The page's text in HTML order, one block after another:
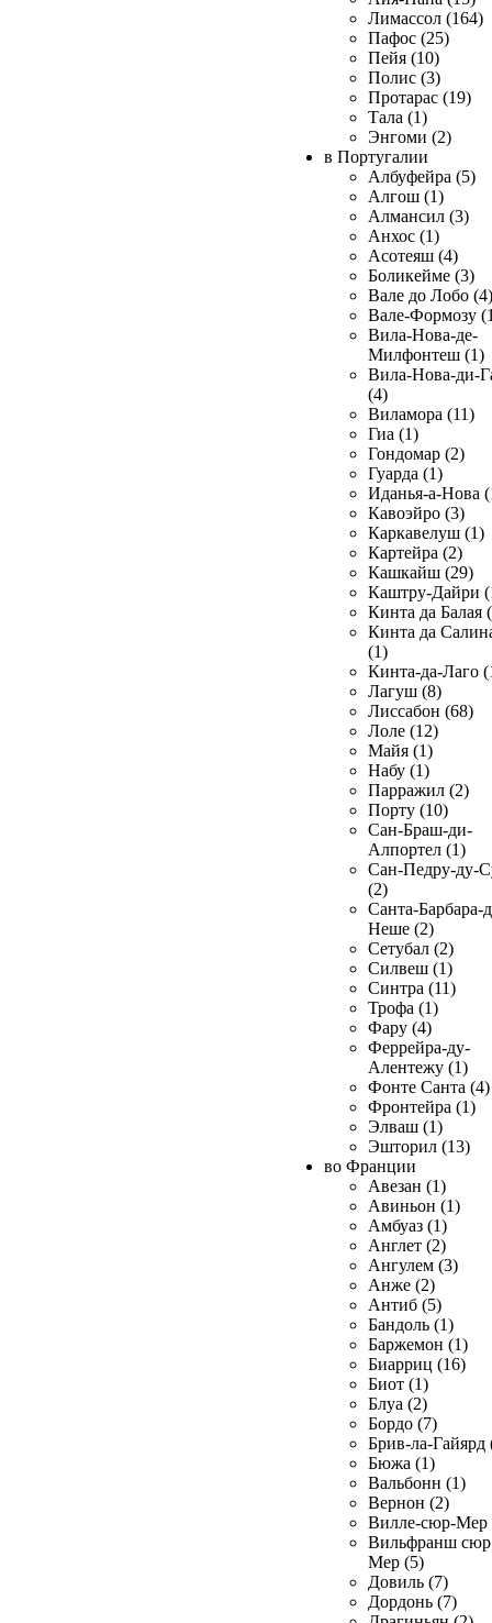
Лимассол (164)
Пафос (25)
Пейя (10)
Полис (3)
Протарас (19)
Тала (1)
Энгоми (2)
в Португалии
Албуфейра (5)
Алгош (1)
Алмансил (3)
Анхос (1)
Асотеяш (4)
Боликейме (3)
Вале до Лобо (4)
Вале-Формозу
Вила-Нова-де-
Милфонтеш (1)
Вила-Нова-ди-
(4)
Виламора (11)
Гиа (1)
Гондомар (2)
Гуарда (1)
Иданья-а-Нова
Кавоэйро (3)
Каркавелуш (1)
Картейра (2)
Кашкайш (29)
Каштру-Дайри
Кинта да Балая
Кинта да
(1)
Кинта-да-Лаго
Лагуш (8)
Лиссабон (68)
Лоле (12)
Майя (1)
Набу (1)
Парражил (2)
Порту (10)
Сан-Браш-ди-
Алпортел (1)
Сан-Педру-ду-
(2)
Санта-Барбара-
Неше (2)
Сетубал (2)
Силвеш (1)
Синтра (11)
Трофа (1)
Фару (4)
Феррейра-ду-
Алентежу (1)
Фонте Санта (4)
Фронтейра (1)
Элваш (1)
Эшторил (13)
во Франции
Авезан (1)
Авиньон (1)
Амбуаз (1)
Англет (2)
Ангулем (3)
Анже (2)
Антиб (5)
Бандоль (1)
Баржемон (1)
Биарриц (16)
Биот (1)
Блуа (2)
Бордо (7)
Брив-ла-Гайярд
Бюжа (1)
Вальбонн (1)
Вернон (2)
Вилле-сюр-Мер
Вильфранш сюр
Мер (5)
Довиль (7)
Дордонь (7)